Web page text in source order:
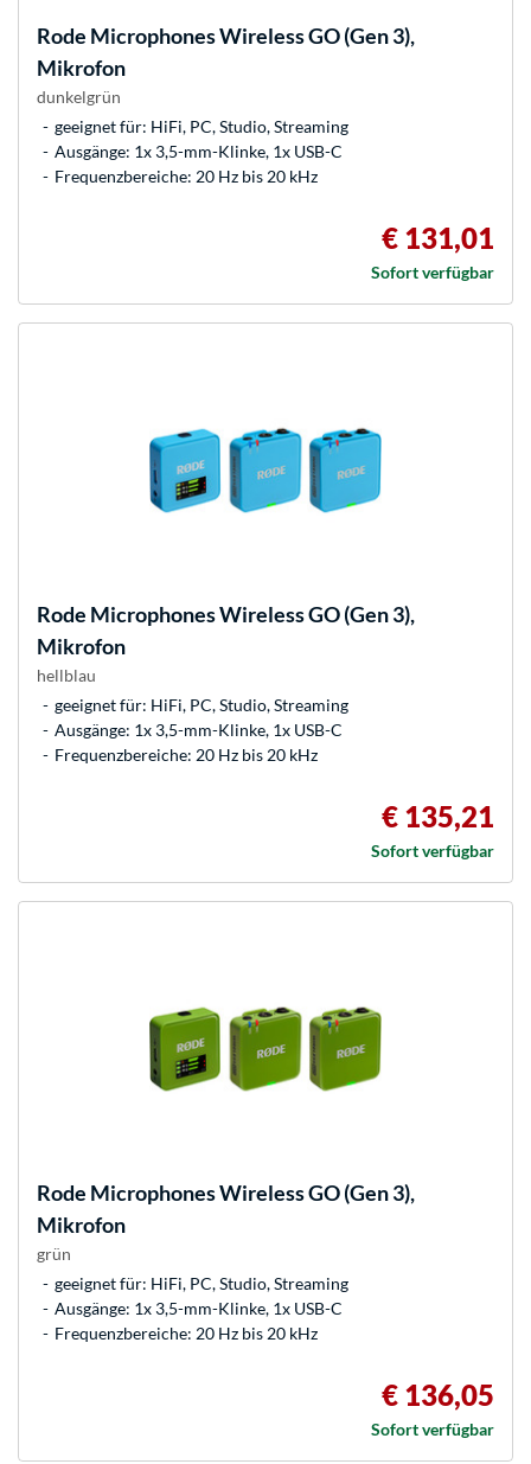
Rode MicrophonesWireless GO (Gen 3),
Mikrofon
dunkelgrün
geeignet für: HiFi, PC, Studio, Streaming
Ausgänge: 1x 3,5-mm-Klinke, 1x USB-C
Frequenzbereiche: 20 Hz bis 20 kHz
€ 131,01
Sofort verfügbar
Rode MicrophonesWireless GO (Gen 3),
Mikrofon
hellblau
geeignet für: HiFi, PC, Studio, Streaming
Ausgänge: 1x 3,5-mm-Klinke, 1x USB-C
Frequenzbereiche: 20 Hz bis 20 kHz
€ 135,21
Sofort verfügbar
Rode MicrophonesWireless GO (Gen 3),
Mikrofon
grün
geeignet für: HiFi, PC, Studio, Streaming
Ausgänge: 1x 3,5-mm-Klinke, 1x USB-C
Frequenzbereiche: 20 Hz bis 20 kHz
€ 136,05
Sofort verfügbar